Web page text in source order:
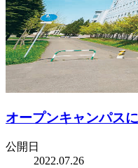
オープンキャンパス
公開日
2022.07.26